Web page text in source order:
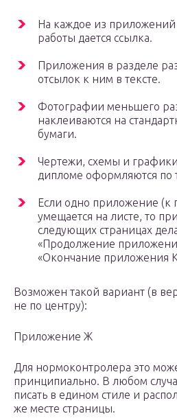
На каждое из приложений
работы дается ссылка.
Приложения в разделе
отсылок к ним в тексте.
Фотографии меньшего
наклеиваются на
бумаги.
Чертежи, схемы и
дипломе оформляются по
Если одно приложение (к
умещается на листе, то
следующих страницах
«Продолжение
«Окончание приложения
Возможен такой вариант (в
не по центру):
Приложение Ж
Для нормоконтролера это
принципиально. В любом
писать в едином стиле и
же месте страницы.